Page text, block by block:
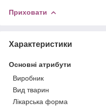
Приховати
Характеристики
Основні атрибути
Виробник
Вид тварин
Лікарська форма